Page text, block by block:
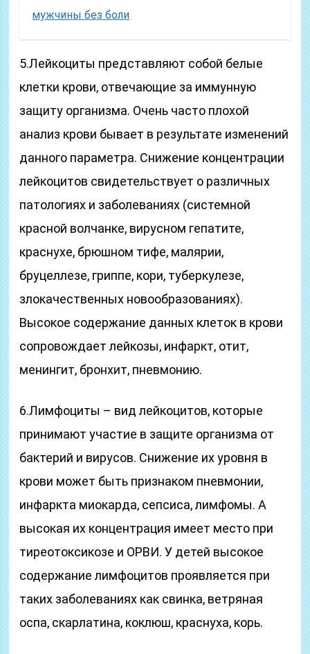
мужчины без боли
5.Лейкоциты представляют собой белые
клетки крови, отвечающие за иммунную
защиту организма. Очень часто плохой
анализ крови бывает в результате изменений
данного параметра. Снижение концентрации
лейкоцитов свидетельствует о различных
патологиях и заболеваниях (системной
красной волчанке, вирусном гепатите,
краснухе, брюшном тифе, малярии,
бруцеллезе, гриппе, кори, туберкулезе,
злокачественных новообразованиях).
Высокое содержание данных клеток в крови
сопровождает лейкозы, инфаркт, отит,
менингит, бронхит, пневмонию.
6.Лимфоциты – вид лейкоцитов, которые
принимают участие в защите организма от
бактерий и вирусов. Снижение их уровня в
крови может быть признаком пневмонии,
инфаркта миокарда, сепсиса, лимфомы. А
высокая их концентрация имеет место при
тиреотоксикозе и ОРВИ. У детей высокое
содержание лимфоцитов проявляется при
таких заболеваниях как свинка, ветряная
оспа, скарлатина, коклюш, краснуха, корь.